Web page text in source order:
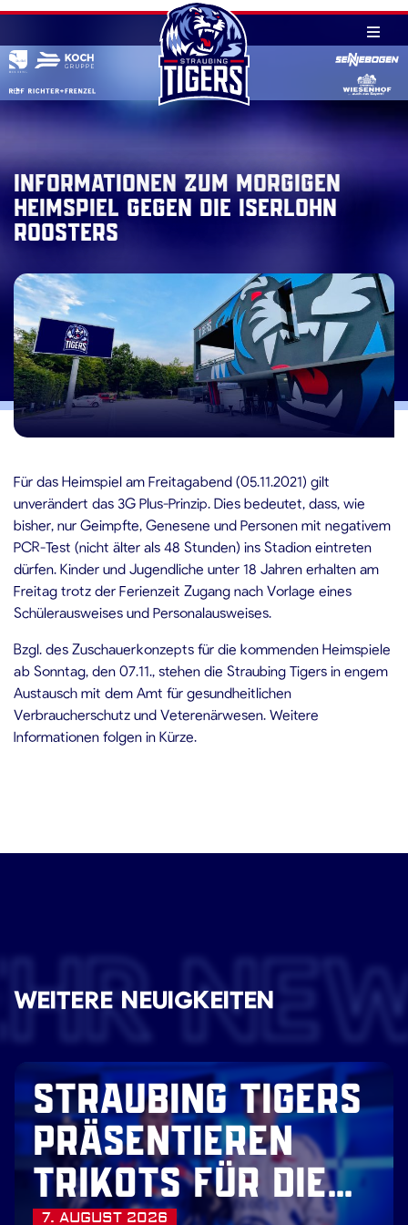
Skip
content
Informationen zum morgigen
Heimspiel gegen die Iserlohn
Roosters
Für das Heimspiel am Freitagabend (05.11.2021) gilt
unverändert das 3G Plus-Prinzip. Dies bedeutet, dass, wie
bisher, nur Geimpfte, Genesene und Personen mit negativem
PCR-Test (nicht älter als 48 Stunden) ins Stadion eintreten
dürfen. Kinder und Jugendliche unter 18 Jahren erhalten am
Freitag trotz der Ferienzeit Zugang nach Vorlage eines
Schülerausweises und Personalausweises.
Bzgl. des Zuschauerkonzepts für die kommenden Heimspiele
ab Sonntag, den 07.11., stehen die Straubing Tigers in engem
Austausch mit dem Amt für gesundheitlichen
Verbraucherschutz und Veterenärwesen. Weitere
Informationen folgen in Kürze.
WEITERE NEUIGKEITEN
STRAUBING TIGERS
PRÄSENTIEREN
TRIKOTS FÜR DIE
7. AUGUST 2026